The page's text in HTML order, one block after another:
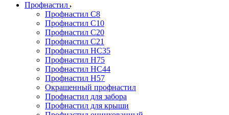
Профнастил
Профнастил С8
Профнастил С10
Профнастил С20
Профнастил С21
Профнастил НС35
Профнастил Н75
Профнастил HC44
Профнастил Н57
Окрашенный профнастил
Профнастил для забора
Профнастил для крыши